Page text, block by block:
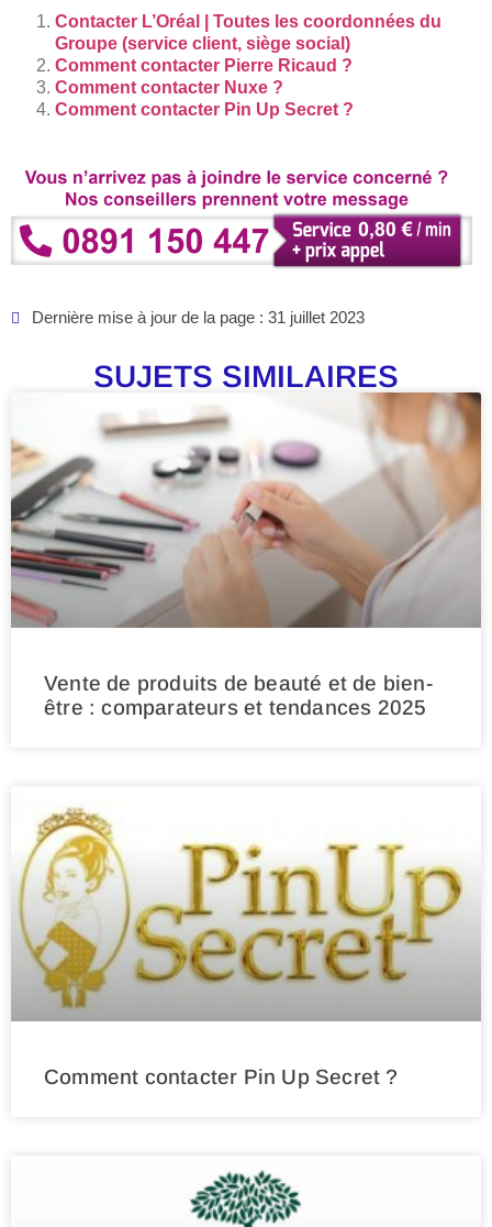
Contacter L’Oréal | Toutes les coordonnées du
Groupe (service client, siège social)
Comment contacter Pierre Ricaud ?
Comment contacter Nuxe ?
Comment contacter Pin Up Secret ?
Dernière mise à jour de la page : 31 juillet 2023
SUJETS SIMILAIRES
Vente de produits de beauté et de bien-
être : comparateurs et tendances 2025
Comment contacter Pin Up Secret ?